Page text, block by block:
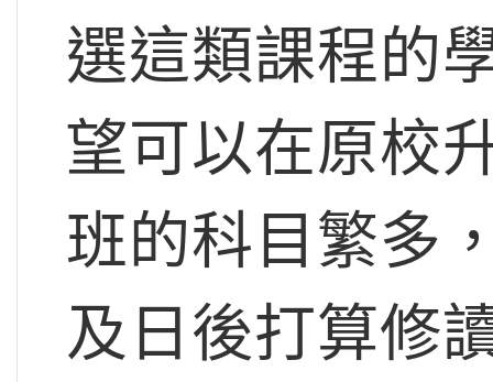
選這類課程的
望可以在原校
班的科目繁多
及日後打算修